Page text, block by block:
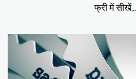
फ्री में सीखें...